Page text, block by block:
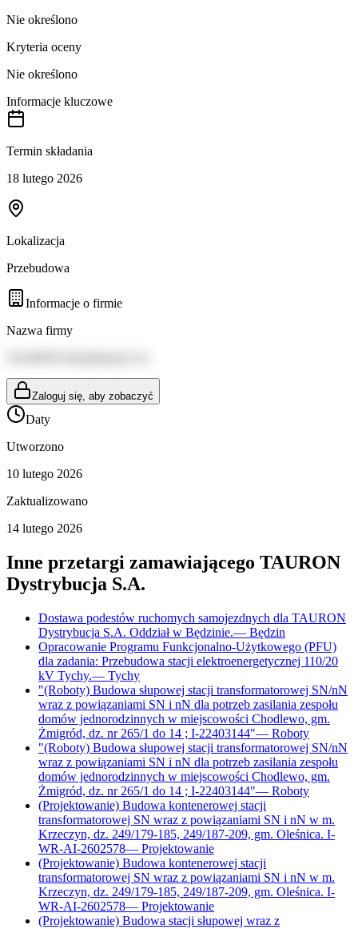
Nie określono
Kryteria oceny
Nie określono
Informacje kluczowe
Termin składania
18 lutego 2026
Lokalizacja
Przebudowa
Informacje o firmie
Nazwa firmy
Zaloguj się, aby zobaczyć
Daty
Utworzono
10 lutego 2026
Zaktualizowano
14 lutego 2026
Inne przetargi zamawiającego TAURON
Dystrybucja S.A.
Dostawa podestów ruchomych samojezdnych dla TAURON
Dystrybucja S.A. Oddział w Będzinie.— Będzin
Opracowanie Programu Funkcjonalno-Użytkowego (PFU)
dla zadania: Przebudowa stacji elektroenergetycznej 110/20
kV Tychy.— Tychy
"(Roboty) Budowa słupowej stacji transformatorowej SN/nN
wraz z powiązaniami SN i nN dla potrzeb zasilania zespołu
domów jednorodzinnych w miejscowości Chodlewo, gm.
Żmigród, dz. nr 265/1 do 14 ; I-22403144"— Roboty
"(Roboty) Budowa słupowej stacji transformatorowej SN/nN
wraz z powiązaniami SN i nN dla potrzeb zasilania zespołu
domów jednorodzinnych w miejscowości Chodlewo, gm.
Żmigród, dz. nr 265/1 do 14 ; I-22403144"— Roboty
(Projektowanie) Budowa kontenerowej stacji
transformatorowej SN wraz z powiązaniami SN i nN w m.
Krzeczyn, dz. 249/179-185, 249/187-209, gm. Oleśnica. I-
WR-AI-2602578— Projektowanie
(Projektowanie) Budowa kontenerowej stacji
transformatorowej SN wraz z powiązaniami SN i nN w m.
Krzeczyn, dz. 249/179-185, 249/187-209, gm. Oleśnica. I-
WR-AI-2602578— Projektowanie
(Projektowanie) Budowa stacji słupowej wraz z